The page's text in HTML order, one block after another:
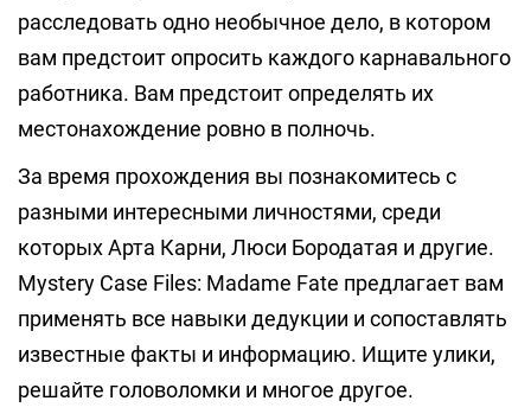
расследовать одно необычное дело, в котором
вам предстоит опросить каждого карнавального
работника. Вам предстоит определять их
местонахождение ровно в полночь.
За время прохождения вы познакомитесь с
разными интересными личностями, среди
которых Арта Карни, Люси Бородатая и другие.
Mystery Case Files: Madame Fate предлагает вам
применять все навыки дедукции и сопоставлять
известные факты и информацию. Ищите улики,
решайте головоломки и многое другое.